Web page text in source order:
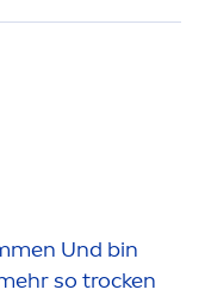
men Und bin
so trocken